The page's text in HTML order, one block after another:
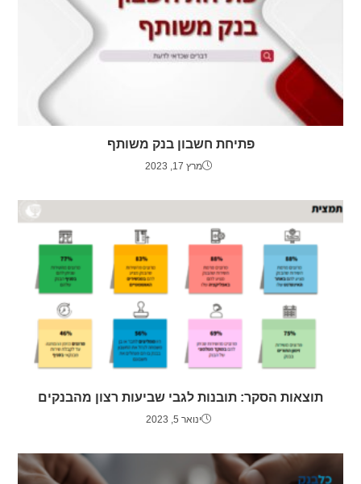
פתיחת חשבון בנק משותף
מרץ 17, 2023
תוצאות הסקר: תובנות לגבי שביעות רצון מהבנקים
ינואר 5, 2023